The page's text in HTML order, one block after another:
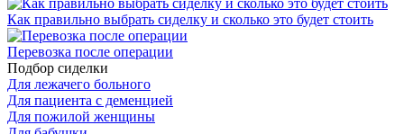
Как правильно выбрать сиделку и сколько это будет стоить
Перевозка после операции
Подбор сиделки
Для лежачего больного
Для пациента с деменцией
Для пожилой женщины